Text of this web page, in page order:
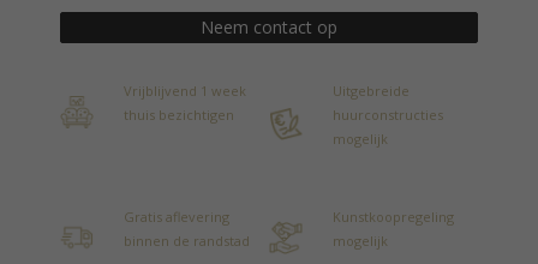
Neem contact op
Vrijblijvend 1 week
thuis bezichtigen
Uitgebreide
huurconstructies
mogelijk
Gratis aflevering
binnen de randstad
Kunstkoopregeling
mogelijk